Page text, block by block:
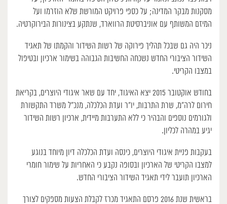
מסקנות מבקר המדינה; על כספי פרויקט המורשת שלא הוזרמו ועל
המיזם המשותף עם אוניברסיטת הרווארד, שנתקע בצינורות הבירוקרטיה.
ניכר היה גם שבכל תהליך פירוקה של רשות השידור והקמתו של תאגיד
השידור הציבורי החדש נשכחה החשיבות הגבוהה בשימור ארכיון ובטיפול
במצבו הקריטי.
בחודש אוקטובר 2015 יצא האיגוד, יחד עם שאר איגודי היוצרים, בקריאת
חירום לרה”מ, שרת התרבות, יו”ר ועדת הכלכלה, מנכ”ל משרד התקשורת
ולגורמים נוספים והבהיר כי ללא התערבות מיידית, ארכיון רשות השידור
יגיע במהרה לכליון.
בעקבות פניית איגודי היוצרים, כינסה ועדת הכלכלה דיון מיוחד בנוגע
למצבו הקריטי של הארכיון ובסופה נקבע כי האחריות על שימור חומרי
הארכיון תועבר לידי תאגיד השידור הציבורי החדש.
בראשית שנת 2016 פרסם התאגיד מכרז לקבלת הצעות מספקים לצורך